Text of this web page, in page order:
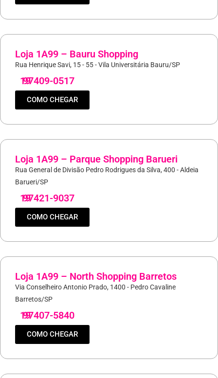
Loja 1A99 – Bauru Shopping
Rua Henrique Savi, 15 - 55 - Vila Universitária Bauru/SP
19
97409-0517
COMO CHEGAR
Loja 1A99 – Parque Shopping Barueri
Rua General de Divisão Pedro Rodrigues da Silva, 400 - Aldeia
Barueri/SP
19
97421-9037
COMO CHEGAR
Loja 1A99 – North Shopping Barretos
Via Conselheiro Antonio Prado, 1400 - Pedro Cavaline
Barretos/SP
19
97407-5840
COMO CHEGAR